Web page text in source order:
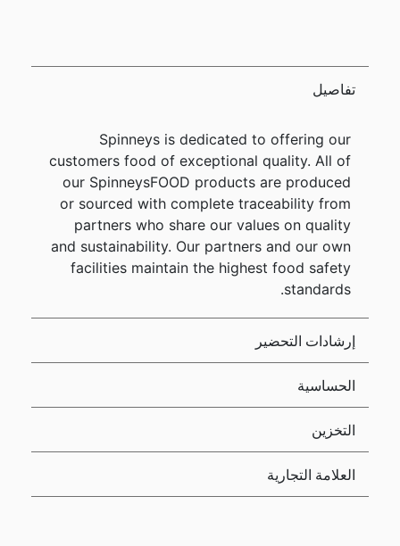
تفاصيل
Spinneys is dedicated to offering our
customers food of exceptional quality. All of
our SpinneysFOOD products are produced
or sourced with complete traceability from
partners who share our values on quality
and sustainability. Our partners and our own
facilities maintain the highest food safety
standards.
إرشادات التحضير
الحساسية
التخزين
العلامة التجارية